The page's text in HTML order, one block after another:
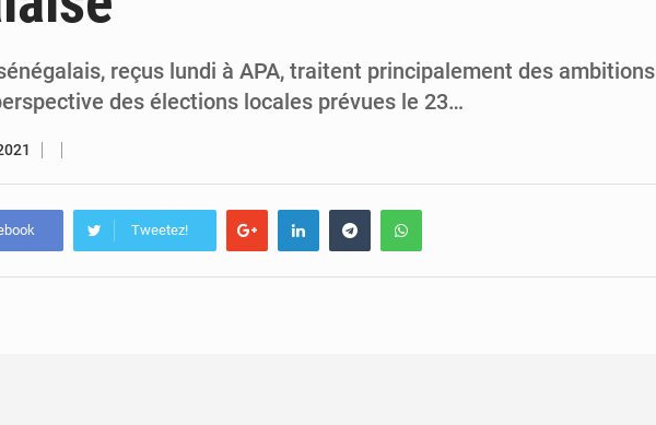
reçus lundi à APA, traitent principalement des ambitions
des élections locales prévues le 23…
Tweetez!